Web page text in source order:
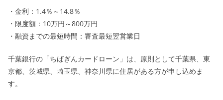
・金利：1.4％～14.8％
・限度額：10万円～800万円
・融資までの最短時間：審査最短翌営業日
千葉銀行の「ちばぎんカードローン」は、原則として千葉県、東
京都、茨城県、埼玉県、神奈川県に住居がある方が申し込めま
す。